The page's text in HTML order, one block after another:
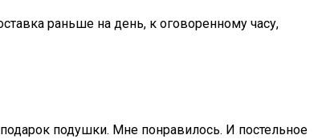
раньше на день, к оговоренному часу,
подушки. Мне понравилось. И постельное